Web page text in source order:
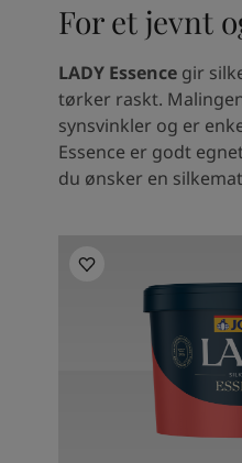
For et jevnt
LADY Essencegir
tørker raskt.
synsvinkler og er
Essence er godt
du ønsker en